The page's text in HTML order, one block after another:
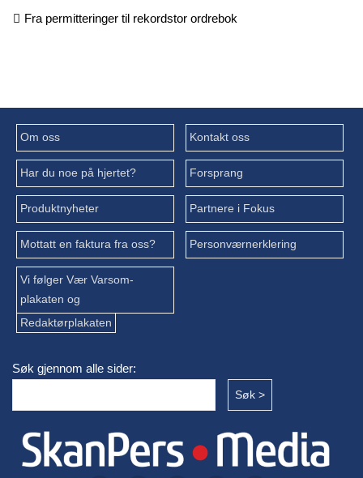
Fra permitteringer til rekordstor ordrebok
Om oss Kontakt oss
Har du noe på hjertet? Forsprang
Produktnyheter Partnere i Fokus
Mottatt en faktura fra oss? Personværnerklering
Vi følger Vær Varsom-
plakaten og
Redaktørplakaten
Søk gjennom alle sider: